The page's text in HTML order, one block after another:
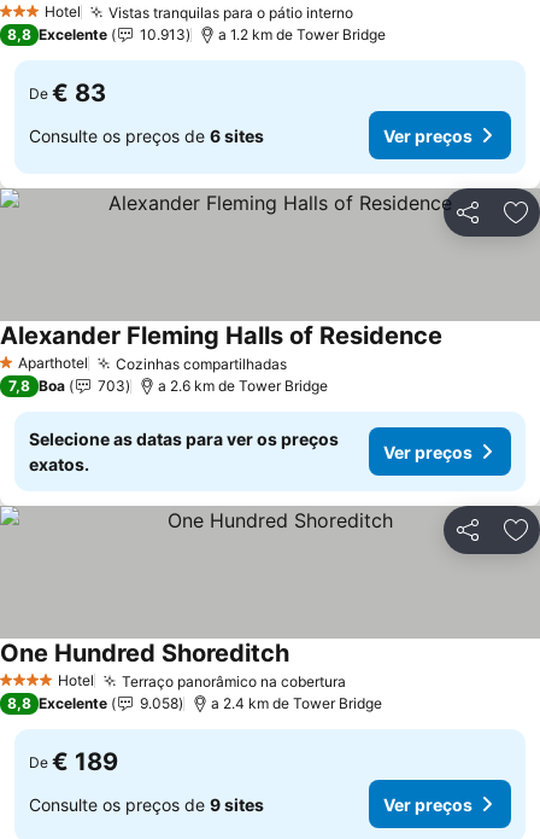
3 EstrelasHotel Vistas tranquilas para o pátio internoVer preços
8,8 Excelente 10.913 a 1.2 km de Tower Bridge
De € 83
Consulte os preços de 6 sites Ver preços
Partilhar
1 Estrelas
Aparthotel Cozinhas compartilhadasVer preços
Alexander Fleming Halls of Residence
7,8 Boa 703 a 2.6 km de Tower Bridge
Selecione as datas para ver os preços
exatos.
Ver preços
Partilhar
4 EstrelasHotel Terraço panorâmico na cobertura
One Hundred ShoreditchVer preços
8,8 Excelente 9.058 a 2.4 km de Tower Bridge
De € 189
Consulte os preços de 9 sites Ver preços